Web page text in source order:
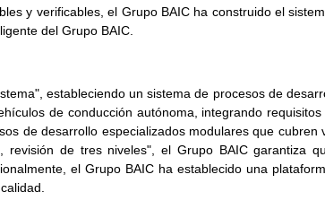
y verificables, el Grupo BAIC ha construido el
del Grupo BAIC.
estableciendo un sistema de procesos de
de conducción autónoma, integrando
de desarrollo especializados modulares que
de tres niveles", el Grupo BAIC garantiza
el Grupo BAIC ha establecido una